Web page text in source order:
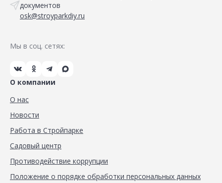
документов
osk@stroyparkdiy.ru
Мы в соц. сетях:
О компании
О нас
Новости
Работа в Стройпарке
Садовый центр
Противодействие коррупции
Положение о порядке обработки персональных данных